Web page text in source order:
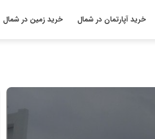
خرید آپارتمان در شمال خرید زمین در شمال